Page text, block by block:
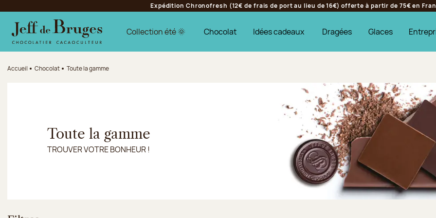
Aller au contenu principal
Aller au pied de page
Expédition Chronofresh (12€ de frais de port au lieu de 16€) offerte à partir de 75€ en
Collection été 🌞 Chocolat Idées cadeaux Dragées Glaces
Accueil Chocolat Toute la gamme
Toute la gamme
TROUVER VOTRE BONHEUR !